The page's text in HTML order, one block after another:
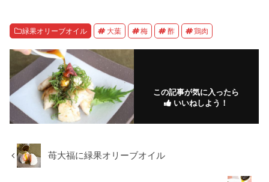
緑果オリーブオイル 大葉 梅 酢 鶏肉
この記事が気に入ったら
いいねしよう！
苺大福に緑果オリーブオイル